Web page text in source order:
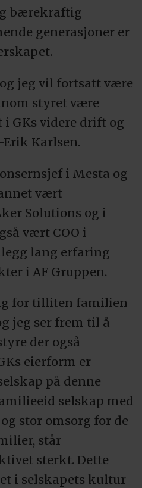
bærekraftig
generasjoner er
jeg vil fortsatt være
styret være
GKs videre drift og
Karlsen.
i Mesta og
vært
Solutions og i
vært COO i
lang erfaring
i AF Gruppen.
for tilliten familien
jeg ser frem til å
der også
eierform er
på denne
selskap med
stor omsorg for de
står
sterkt. Dette
i selskapets kultur